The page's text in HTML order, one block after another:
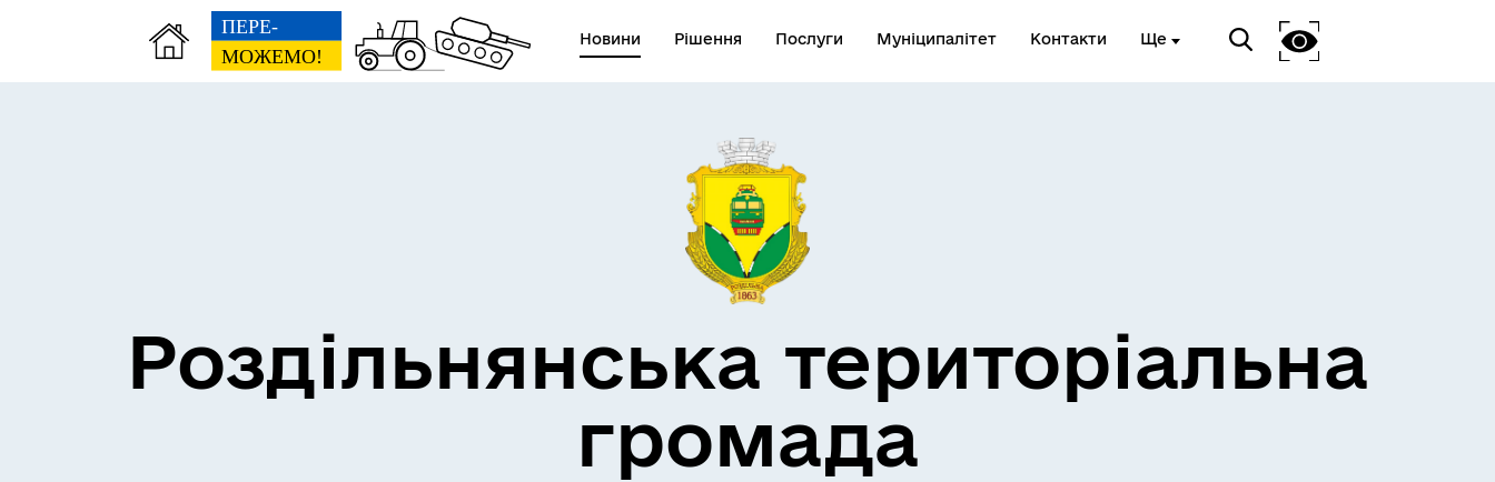
Новини Рішення Послуги Муніципалітет Контакти Ще
Пам’яті військових громади
Роздільнянська територіальна
громада